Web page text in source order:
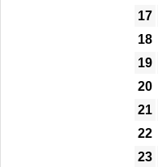
17
18
19
20
21
22
23